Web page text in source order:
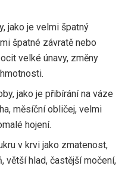
jako je velmi špatný
špatné závratě nebo
velké únavy, změny
jako je přibírání na váze
měsíční obličej, velmi
hojení.
v krvi jako zmatenost,
hlad, častější močení,